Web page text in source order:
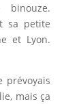
sa petite
et Lyon.
prévoyais
mais ça